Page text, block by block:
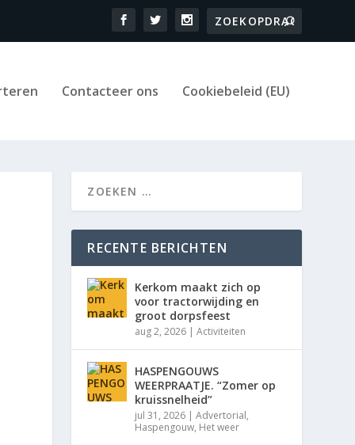
Contacteer ons Cookiebeleid (EU)
RECENTE BERICHTEN
Kerkom maakt zich op
voor tractorwijding en
groot dorpsfeest
aug 2, 2026 |Activiteiten
HASPENGOUWS
WEERPRAATJE. “Zomer op
kruissnelheid”
jul 31, 2026 |Advertorial,
Haspengouw, Het weer